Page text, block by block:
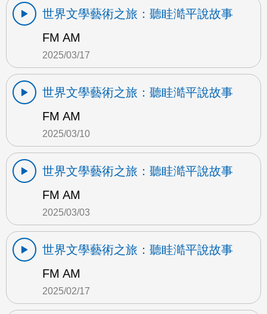
世界文學藝術之旅：聽眭澔平說故事
FM AM
2025/03/17
世界文學藝術之旅：聽眭澔平說故事
FM AM
2025/03/10
世界文學藝術之旅：聽眭澔平說故事
FM AM
2025/03/03
世界文學藝術之旅：聽眭澔平說故事
FM AM
2025/02/17